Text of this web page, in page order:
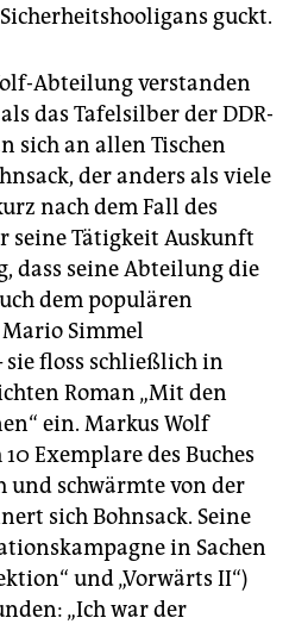
guckt.
Abteilung verstanden
das Tafelsilber der DDR-
sich an allen Tischen
der anders als viele
nach dem Fall des
seine Tätigkeit Auskunft
dass seine Abteilung die
dem populären
Simmel
floss schließlich in
Roman „Mit den
ein. Markus Wolf
Exemplare des Buches
und schwärmte von der
sich Bohnsack. Seine
in Sachen
und „Vorwärts II“)
„Ich war der